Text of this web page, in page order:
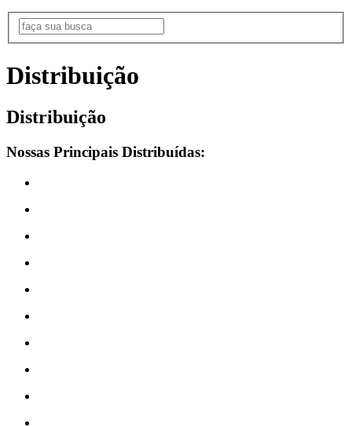
Distribuição
Distribuição
Nossas Principais Distribuídas: